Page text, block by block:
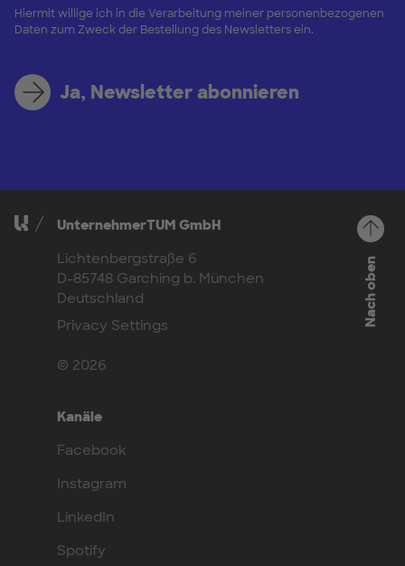
Hiermit willige ich in die Verarbeitung meiner personenbezogenen
Daten zum Zweck der Bestellung des Newsletters ein.
Ja, Newsletter abonnieren
UnternehmerTUM GmbH
Lichtenbergstraße 6
D-85748 Garching b. München
Deutschland
Privacy Settings
© 2026
Kanäle
Facebook
Instagram
LinkedIn
Spotify
Nach oben